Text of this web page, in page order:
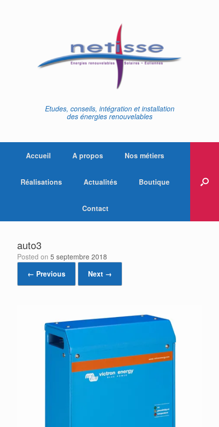
Etudes, conseils, intégration et installation
des énergies renouvelables
Accueil A propos Nos métiers
Réalisations Actualités Boutique
Contact
auto3
Posted on 5 septembre 2018
← Previous
Next →